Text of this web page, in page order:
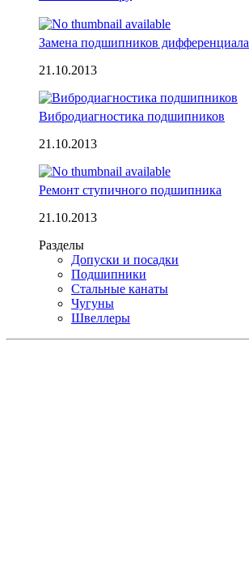
Замена подшипников дифференциала
21.10.2013
Вибродиагностика подшипников
21.10.2013
Ремонт ступичного подшипника
21.10.2013
Разделы
Допуски и посадки
Подшипники
Стальные канаты
Чугуны
Швеллеры